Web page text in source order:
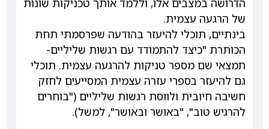
של הרגעה עצמית.
בינתיים, תוכלי להיעזר בהודעה שפרסמתי תחת
הכותרת "כיצד להתמודד עם רגשות שליליים-
תמצאי שם מספר טניקות להרגעה עצמית. תוכלי
גם להיעזר בספרי עזרה עצמית המסייעים לחזק
חשיבה חיובית ולווסת רגשות שליליים ("בוחרים
להרגיש טוב", "באושר ובאושר", למשל).